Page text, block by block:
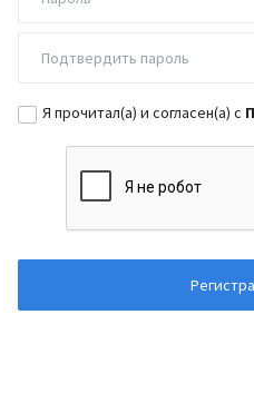
Я прочитал(а) и согласен(а) с